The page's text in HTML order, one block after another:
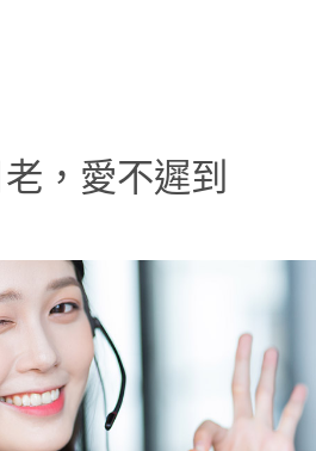
，愛不遲到